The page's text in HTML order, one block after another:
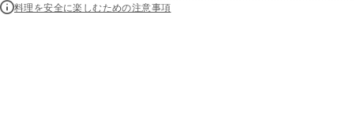
料理を安全に楽しむための注意事項